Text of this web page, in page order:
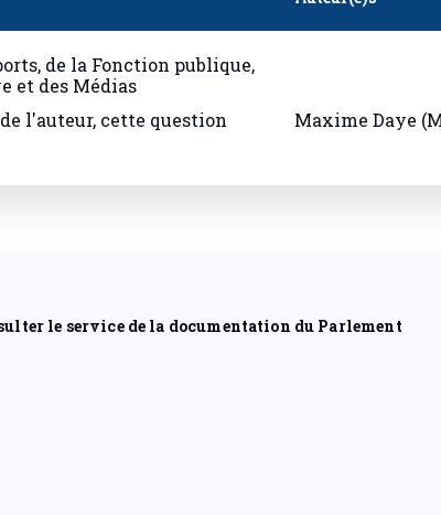
de la Fonction publique,
et des Médias
l'auteur, cette question
Maxime Daye
le service de la documentation du Parlement